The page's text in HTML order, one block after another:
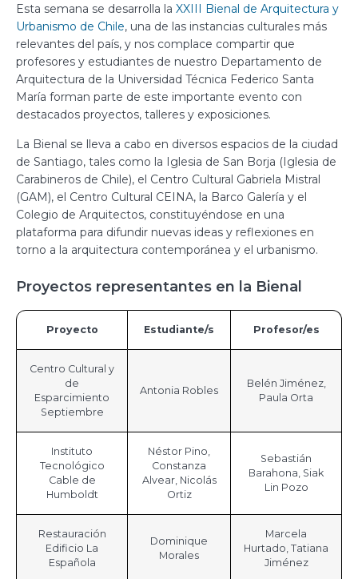
Esta semana se desarrolla la XXIII Bienal de Arquitectura y
Urbanismo de Chile, una de las instancias culturales más
relevantes del país, y nos complace compartir que
profesores y estudiantes de nuestro Departamento de
Arquitectura de la Universidad Técnica Federico Santa
María forman parte de este importante evento con
destacados proyectos, talleres y exposiciones.
La Bienal se lleva a cabo en diversos espacios de la ciudad
de Santiago, tales como la Iglesia de San Borja (Iglesia de
Carabineros de Chile), el Centro Cultural Gabriela Mistral
(GAM), el Centro Cultural CEINA, la Barco Galería y el
Colegio de Arquitectos, constituyéndose en una
plataforma para difundir nuevas ideas y reflexiones en
torno a la arquitectura contemporánea y el urbanismo.
Proyectos representantes en la Bienal
Proyecto Estudiante/s Profesor/es
Centro Cultural y
de
Esparcimiento
Septiembre
Antonia Robles
Belén Jiménez,
Paula Orta
Instituto
Tecnológico
Cable de
Humboldt
Néstor Pino,
Constanza
Alvear, Nicolás
Ortiz
Sebastián
Barahona, Siak
Lin Pozo
Restauración
Edificio La
Española
Dominique
Morales
Marcela
Hurtado, Tatiana
Jiménez